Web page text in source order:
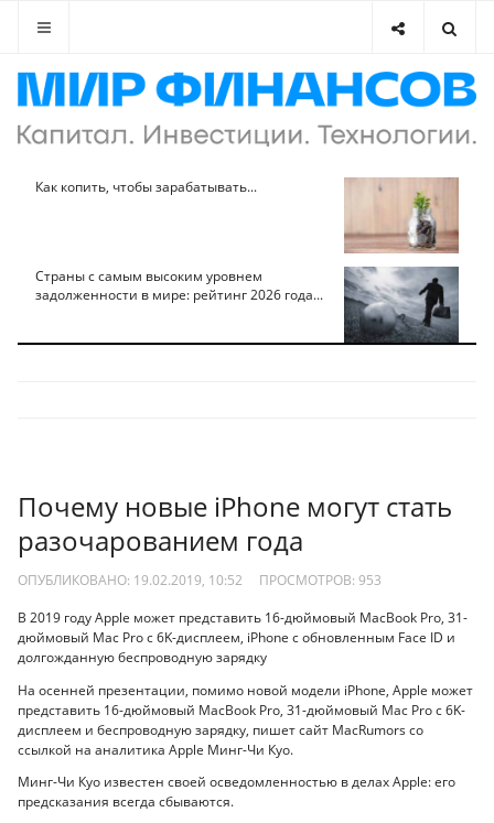
Как копить, чтобы зарабатывать...
Страны с самым высоким уровнем
задолженности в мире: рейтинг 2026 года...
Почему новые iPhone могут стать
разочарованием года
ОПУБЛИКОВАНО: 19.02.2019, 10:52 ПРОСМОТРОВ: 953
В 2019 году Apple может представить 16-дюймовый MacBook Pro, 31-
дюймовый Mac Pro с 6K-дисплеем, iPhone с обновленным Face ID и
долгожданную беспроводную зарядку
На осенней презентации, помимо новой модели iPhone, Apple может
представить 16-дюймовый MacBook Pro, 31-дюймовый Mac Pro с 6K-
дисплеем и беспроводную зарядку, пишет сайт MacRumors со
ссылкой на аналитика Apple Минг-Чи Куо.
Минг-Чи Куо известен своей осведомленностью в делах Apple: его
предсказания всегда сбываются.